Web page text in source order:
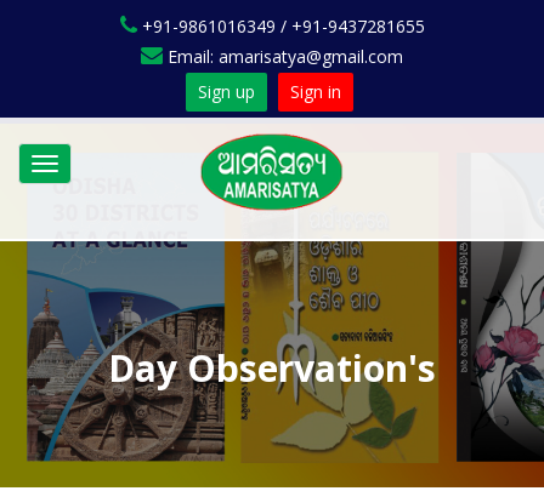
+91-9861016349 / +91-9437281655
Email: amarisatya@gmail.com
Sign up
Sign in
Toggle
navigation
Day Observation's